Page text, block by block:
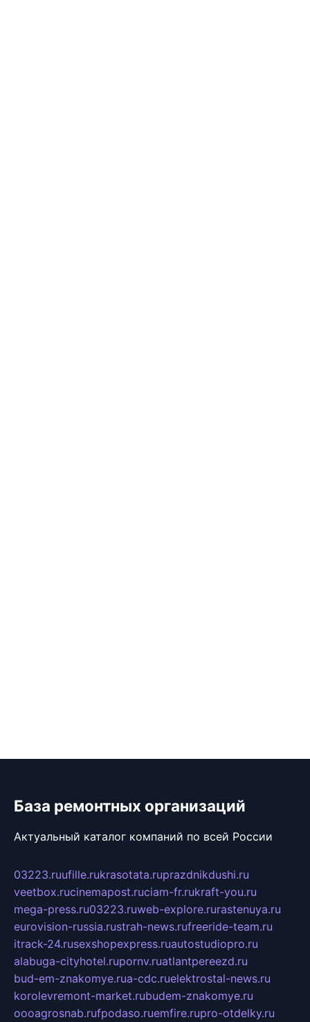
База ремонтных организаций
Актуальный каталог компаний по всей России
03223.ruufille.rukrasotata.ruprazdnikdushi.ru
veetbox.rucinemapost.ruciam-fr.rukraft-you.ru
mega-press.ru03223.ruweb-explore.rurastenuya.ru
eurovision-russia.rustrah-news.rufreeride-team.ru
itrack-24.rusexshopexpress.ruautostudiopro.ru
alabuga-cityhotel.rupornv.ruatlantpereezd.ru
bud-em-znakomye.rua-cdc.ruelektrostal-news.ru
korolevremont-market.rubudem-znakomye.ru
oooagrosnab.rufpodaso.ruemfire.rupro-otdelky.ru